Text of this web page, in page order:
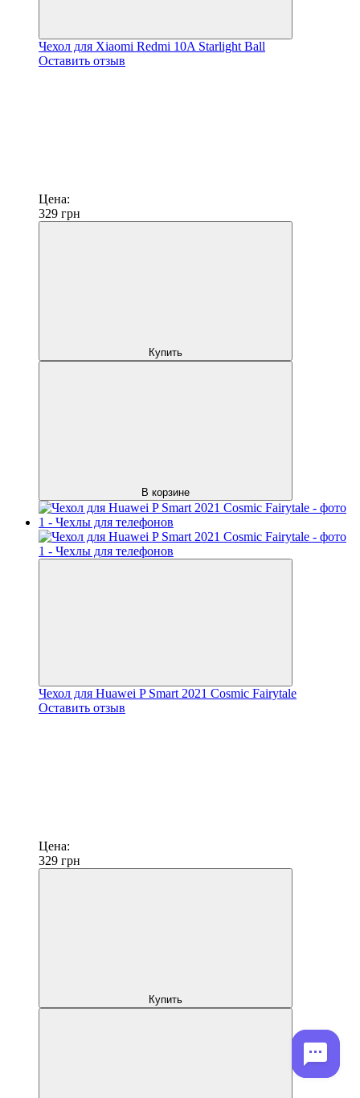
Чехол для Xiaomi Redmi 10A Starlight Ball
Оставить отзыв
Цена:
329 грн
Купить
В корзине
Чехол для Huawei P Smart 2021 Cosmic Fairytale
Оставить отзыв
Цена:
329 грн
Купить